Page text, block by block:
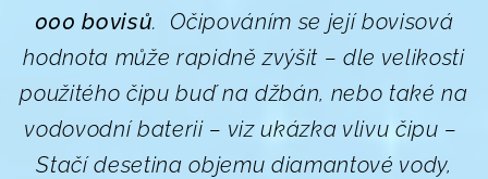
000 bovisů. Očipováním se její bovisová
hodnota může rapidně zvýšit – dle velikosti
použitého čipu buď na džbán, nebo také na
vodovodní baterii – viz ukázka vlivu čipu –
Stačí desetina objemu diamantové vody,